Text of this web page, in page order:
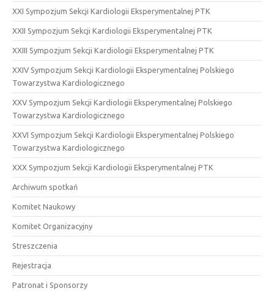
XXI Sympozjum Sekcji Kardiologii Eksperymentalnej PTK
XXII Sympozjum Sekcji Kardiologii Eksperymentalnej PTK
XXIII Sympozjum Sekcji Kardiologii Eksperymentalnej PTK
XXIV Sympozjum Sekcji Kardiologii Eksperymentalnej Polskiego
Towarzystwa Kardiologicznego
XXV Sympozjum Sekcji Kardiologii Eksperymentalnej Polskiego
Towarzystwa Kardiologicznego
XXVI Sympozjum Sekcji Kardiologii Eksperymentalnej Polskiego
Towarzystwa Kardiologicznego
XXX Sympozjum Sekcji Kardiologii Eksperymentalnej PTK
Archiwum spotkań
Komitet Naukowy
Komitet Organizacyjny
Streszczenia
Rejestracja
Patronat i Sponsorzy